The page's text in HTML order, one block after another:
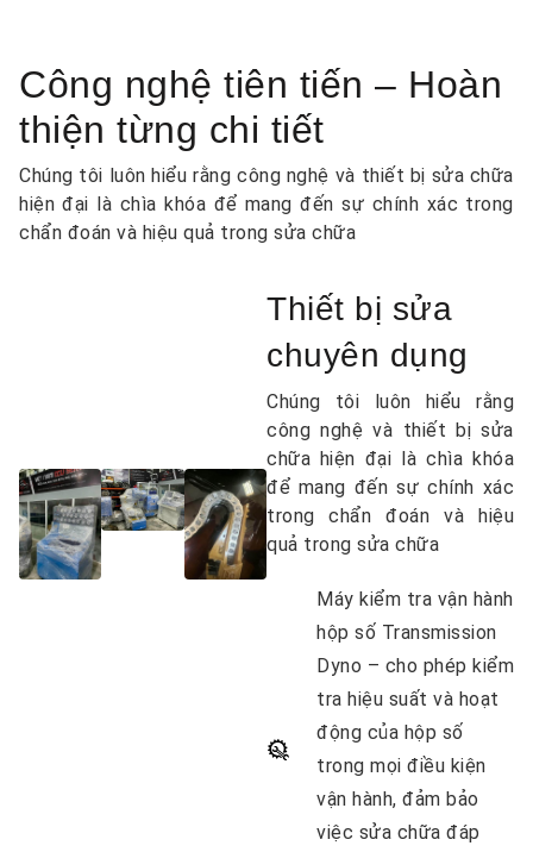
Công nghệ tiên tiến – Hoàn
thiện từng chi tiết
Chúng tôi luôn hiểu rằng công nghệ và thiết bị sửa chữa
hiện đại là chìa khóa để mang đến sự chính xác trong
chẩn đoán và hiệu quả trong sửa chữa
Thiết bị sửa
chuyên dụng
Chúng tôi luôn hiểu rằng
công nghệ và thiết bị sửa
chữa hiện đại là chìa khóa
để mang đến sự chính xác
trong chẩn đoán và hiệu
quả trong sửa chữa
Máy kiểm tra vận hành
hộp số Transmission
Dyno – cho phép kiểm
tra hiệu suất và hoạt
động của hộp số
trong mọi điều kiện
vận hành, đảm bảo
việc sửa chữa đáp